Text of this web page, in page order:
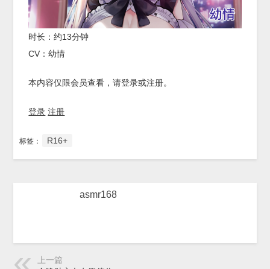
时长：约13分钟
CV：幼情
本内容仅限会员查看，请登录或注册。
登录 注册
标签： R16+
asmr168
上一篇